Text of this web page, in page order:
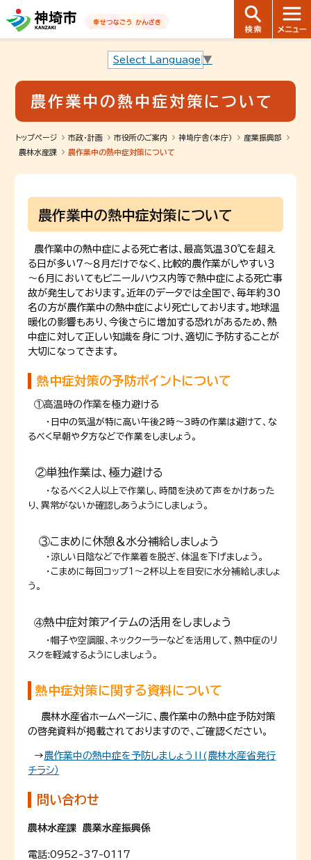
音声読み上げ用ナビゲーションです。
本文へ移動します
ページ最後（フッター）へ移動します
音声読み上げ用ナビゲーションはここまでです。
Select Language ▼
農作業中の熱中症対策について
トップページ 市政・計画 市役所のご案内 神埼庁舎（本庁）
産業振興部
農林水産課
農作業中の熱中症対策について
農作業中の熱中症対策について
農作業中の熱中症による死亡者は、最高気温30℃を超え
る日が多い７～８月だけでなく、比較的農作業がしやすい３
～６月においてもビニールハウス内等で熱中症による死亡事
故が発生しております。近年のデータでは全国で、毎年約30
名の方が農作業中の熱中症により死亡しております。地球温
暖化の影響もあり、今後さらに増加する恐れがあるため、熱
中症に対して正しい知識を身につけ、適切に予防することが
大切になってきます。
熱中症対策の予防ポイントについて
①高温時の作業を極力避ける
・ 日中の気温が特に高い午後２時～３時の作業は避けて、な
るべく早朝や夕方などで作業をしましょう。
②単独作業は、極力避ける
・ なるべく２人以上で作業し、時間を決めて声をかけあった
り、異常がないか確認しあうようにしましょう。
③こまめに休憩＆水分補給しましょう
・涼しい日陰などで作業着を脱ぎ、体温を下げましょう。
・こまめに毎回コップ１～２杯以上を目安に水分補給しましょ
う。
④熱中症対策アイテムの活用をしましょう
・帽子や空調服、ネッククーラーなどを活用して、熱中症のリ
スクを軽減するようにしましょう。
熱中症対策に関する資料について
農林水産省ホームページに、農作業中の熱中症予防対策
の啓発資料が掲載されておりますので、ご確認ください。
→農作業中の熱中症を予防しましょう‼(農林水産省発行
チラシ）
問い合わせ
農林水産課 農業水産振興係
電話:0952-37-0117